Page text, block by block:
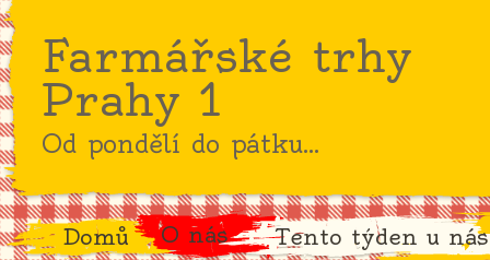
Farmářské trhy
Prahy 1
Od pondělí do pátku...
Domů O nás Tento týden u nás